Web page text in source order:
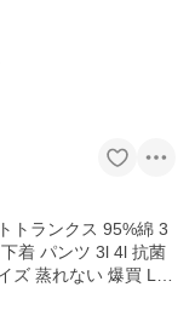
トランクス 95%綿 3
着 パンツ 3l 4l 抗菌
ズ 蒸れない 爆買 LH